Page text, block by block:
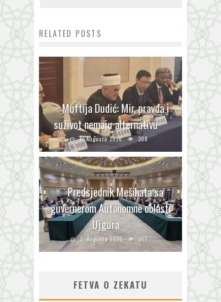
RELATED POSTS
Muftija Dudić: Mir, pravda i
suživot nemaju alternativu
4. Augusta 2026. 308
Predsjednik Mešihata sa
guvernerom Autonomne oblasti
Ujgura
3. Augusta 2026. 352
FETVA O ZEKATU